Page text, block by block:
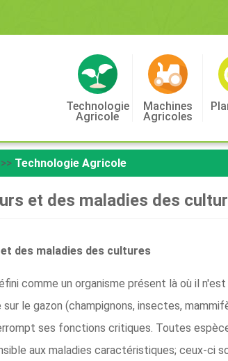
Technologie
Agricole
Machines
Agricoles
Technologie Agricole
et des maladies des
des maladies des cultures
comme un organisme présent là où il
le gazon (champignons, insectes,
ses fonctions critiques. Toutes
aux maladies caractéristiques; ceux-ci